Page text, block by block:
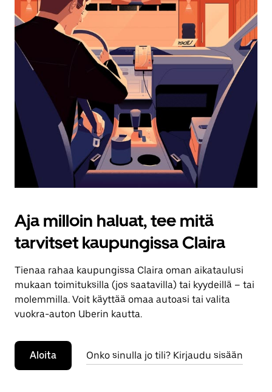
Aja milloin haluat, tee mitä
tarvitset kaupungissa Claira
Tienaa rahaa kaupungissa Claira oman aikataulusi
mukaan toimituksilla (jos saatavilla) tai kyydeillä – tai
molemmilla. Voit käyttää omaa autoasi tai valita
vuokra-auton Uberin kautta.
Aloita Onko sinulla jo tili? Kirjaudu sisään